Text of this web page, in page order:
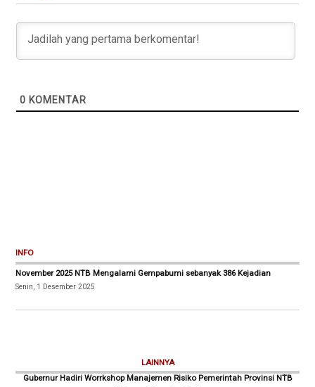
0 KOMENTAR
INFO
November 2025 NTB Mengalami Gempabumi sebanyak 386 Kejadian
Senin, 1 Desember 2025
LAINNYA
Gubernur Hadiri Worrkshop Manajemen Risiko Pemerintah Provinsi NTB